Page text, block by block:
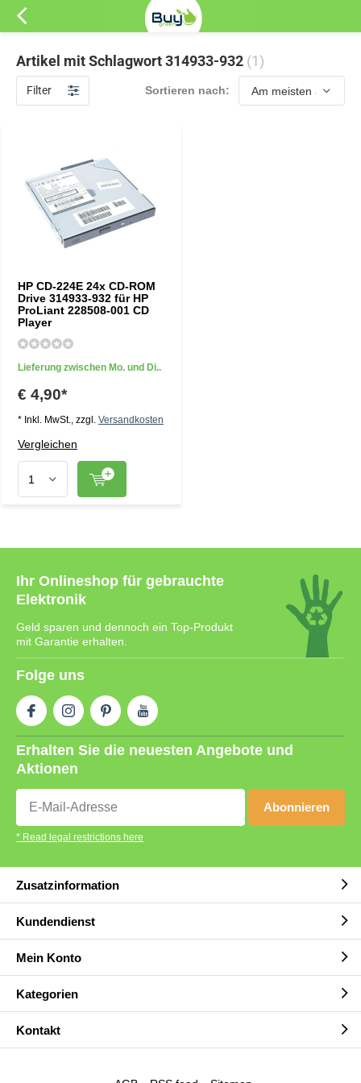
Artikel mit Schlagwort 314933-932 (1)
Filter Sortieren nach:
HP CD-224E 24x CD-ROM
Drive 314933-932 für HP
ProLiant 228508-001 CD
Player
Lieferung zwischen Mo. und Di..
€ 4,90*
* Inkl. MwSt., zzgl. Versandkosten
Vergleichen
Ihr Onlineshop für gebrauchte
Elektronik
Geld sparen und dennoch ein Top-Produkt
mit Garantie erhalten.
Folge uns
Erhalten Sie die neuesten Angebote und
Aktionen
Abonnieren
* Read legal restrictions here
Zusatzinformation
Kundendienst
Mein Konto
Kategorien
Kontakt